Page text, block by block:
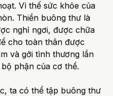
ไทย / Tiếng Thái
Vì thế sức khỏe của
Thiền buông thư là
nghỉ ngơi, được chữa
cho toàn thân được
và gởi tình thương lần
phận của cơ thể.
ta có thể tập buông thư